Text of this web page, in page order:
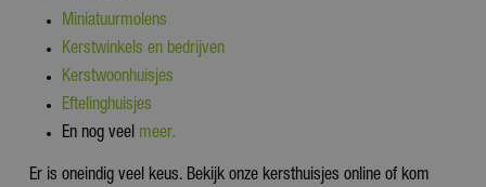
Miniatuurmolens
Kerstwinkels en bedrijven
Kerstwoonhuisjes
Eftelinghuisjes
En nog veel meer.
Er is oneindig veel keus. Bekijk onze kersthuisjes online of kom